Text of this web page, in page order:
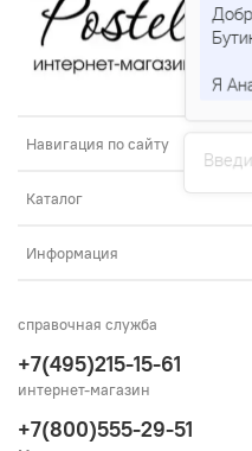
Навигация по сайту
Каталог
Информация
справочная служба
+7(495)215-15-61
интернет-магазин
+7(800)555-29-51
Я